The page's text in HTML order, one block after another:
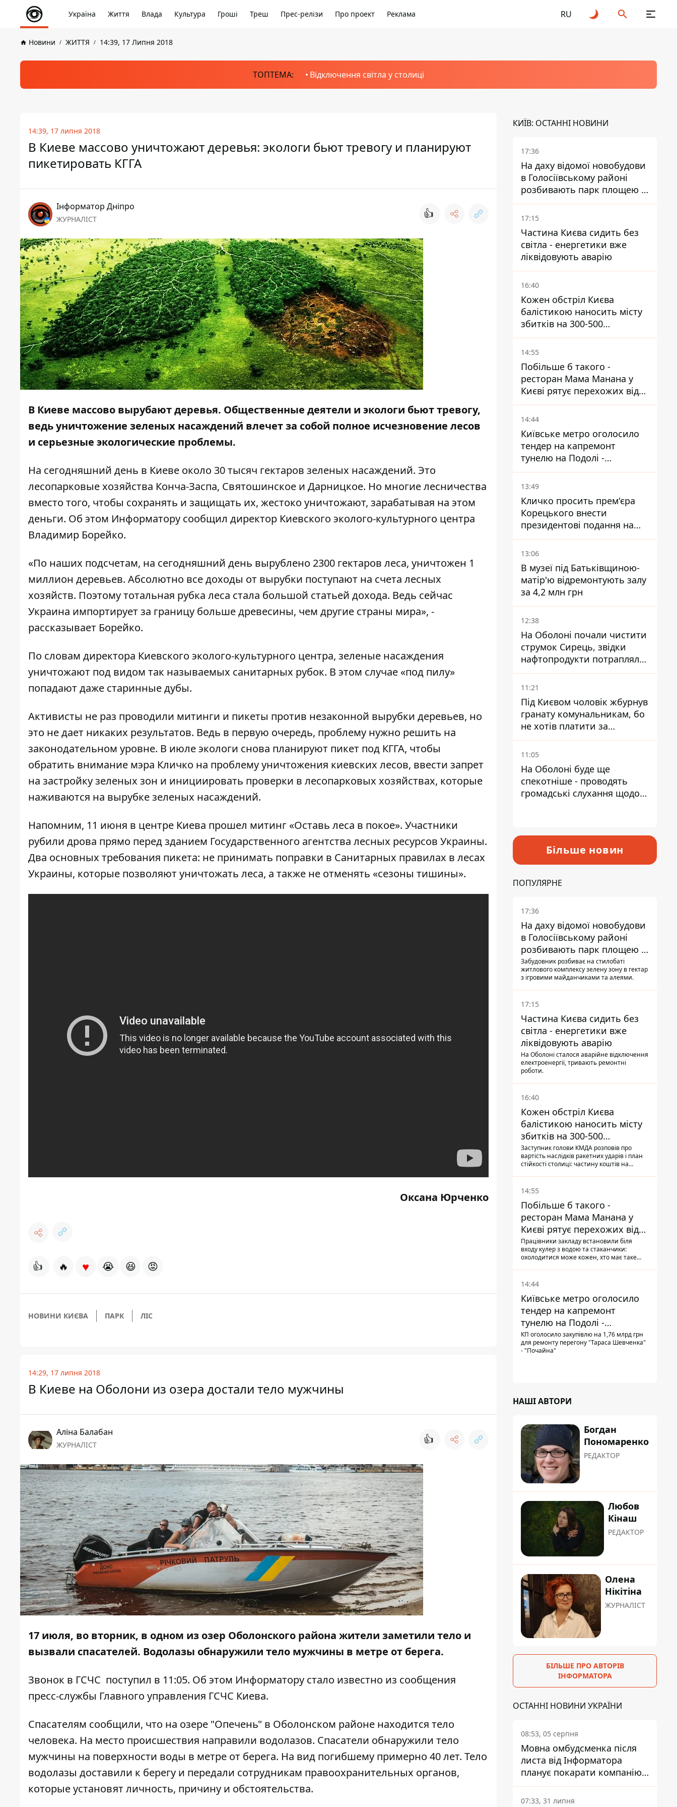
Україна Життя Влада Культура Гроші Треш Прес-релізи Про проект Реклама RU
Новини ЖИТТЯ 14:39, 17 Липня 2018
ТОПТЕМА: Відключення світла у столиці
14:39, 17 липня 2018
В Киеве массово уничтожают деревья: экологи бьют тревогу и планируют
пикетировать КГГА
Інформатор Дніпро
ЖУРНАЛІСТ 👍
В Киеве массово вырубают деревья. Общественные деятели и экологи бьют тревогу,
ведь уничтожение зеленых насаждений влечет за собой полное исчезновение лесов
и серьезные экологические проблемы.
На сегодняшний день в Киеве около 30 тысяч гектаров зеленых насаждений. Это
лесопарковые хозяйства Конча-Заспа, Святошинское и Дарницкое. Но многие лесничества
вместо того, чтобы сохранять и защищать их, жестоко уничтожают, зарабатывая на этом
деньги. Об этом Информатору сообщил директор Киевского эколого-культурного центра
Владимир Борейко.
«По наших подсчетам, на сегодняшний день вырублено 2300 гектаров леса, уничтожен 1
миллион деревьев. Абсолютно все доходы от вырубки поступают на счета лесных
хозяйств. Поэтому тотальная рубка леса стала большой статьей дохода. Ведь сейчас
Украина импортирует за границу больше древесины, чем другие страны мира», -
рассказывает Борейко.
По словам директора Киевского эколого-культурного центра, зеленые насаждения
уничтожают под видом так называемых санитарных рубок. В этом случае «под пилу»
попадают даже старинные дубы.
Активисты не раз проводили митинги и пикеты против незаконной вырубки деревьев, но
это не дает никаких результатов. Ведь в первую очередь, проблему нужно решить на
законодательном уровне. В июле экологи снова планируют пикет под КГГА, чтобы
обратить внимание мэра Кличко на проблему уничтожения киевских лесов, ввести запрет
на застройку зеленых зон и инициировать проверки в лесопарковых хозяйствах, которые
наживаются на вырубке зеленых насаждений.
Напомним, 11 июня в центре Киева прошел митинг «Оставь леса в покое». Участники
рубили дрова прямо перед зданием Государственного агентства лесных ресурсов Украины.
Два основных требования пикета: не принимать поправки в Санитарных правилах в лесах
Украины, которые позволяют уничтожать леса, а также не отменять «сезоны тишины».
Оксана Юрченко
👍 🔥 ♥ 😭 😆 😡
НОВИНИ КИЄВА ПАРК ЛІС
14:29, 17 липня 2018
В Киеве на Оболони из озера достали тело мужчины
Аліна Балабан
ЖУРНАЛІСТ 👍
17 июля, во вторник, в одном из озер Оболонского района жители заметили тело и
вызвали спасателей. Водолазы обнаружили тело мужчины в метре от берега.
Звонок в ГСЧС поступил в 11:05. Об этом Информатору стало известно из сообщения
пресс-службы Главного управления ГСЧС Киева.
Спасателям сообщили, что на озере "Опечень" в Оболонском районе находится тело
человека. На место происшествия направили водолазов. Спасатели обнаружили тело
мужчины на поверхности воды в метре от берега. На вид погибшему примерно 40 лет. Тело
водолазы доставили к берегу и передали сотрудникам правоохранительных органов,
которые установят личность, причину и обстоятельства.
КИЇВ: ОСТАННІ НОВИНИ
17:36
На даху відомої новобудови
в Голосіївському районі
розбивають парк площею в
гектар
17:15
Частина Києва сидить без
світла - енергетики вже
ліквідовують аварію
16:40
Кожен обстріл Києва
балістикою наносить місту
збитків на 300-500
мільйонів - Петро
Пантелеєв
14:55
Побільше б такого -
ресторан Мама Манана у
Києві рятує перехожих від
спеки
14:44
Київське метро оголосило
тендер на капремонт
тунелю на Подолі -
триватиме майже два роки
13:49
Кличко просить прем'єра
Корецького внести
президентові подання на
звільнення володаря
Троєщини Бахматова
13:06
В музеї під Батьківщиною-
матір'ю відремонтують залу
за 4,2 млн грн
12:38
На Оболоні почали чистити
струмок Сирець, звідки
нафтопродукти потрапляли
до озер
11:21
Під Києвом чоловік жбурнув
гранату комунальникам, бо
не хотів платити за
квитанціями
11:05
На Оболоні буде ще
спекотніше - проводять
громадські слухання щодо
Більше новин
ПОПУЛЯРНЕ
17:36
На даху відомої новобудови
в Голосіївському районі
розбивають парк площею в
гектар
Забудовник розбиває на стилобаті
житлового комплексу зелену зону в гектар
з ігровими майданчиками та алеями.
17:15
Частина Києва сидить без
світла - енергетики вже
ліквідовують аварію
На Оболоні сталося аварійне відключення
електроенергії, тривають ремонтні
роботи.
16:40
Кожен обстріл Києва
балістикою наносить місту
збитків на 300-500
мільйонів - Петро
Пантелеєв
Заступник голови КМДА розповів про
вартість наслідків ракетних ударів і план
стійкості столиці: частину коштів на
більше коштів
14:55
Побільше б такого -
ресторан Мама Манана у
Києві рятує перехожих від
спеки
Працівники закладу встановили біля
входу кулер з водою та стаканчики:
охолодитися може кожен, хто має таке
14:44
Київське метро оголосило
тендер на капремонт
тунелю на Подолі -
триватиме майже два роки
КП оголосило закупівлю на 1,76 млрд грн
для ремонту перегону "Тараса Шевченка"
- "Почайна"
НАШІ АВТОРИ
Богдан
Пономаренко
РЕДАКТОР
Любов
Кінаш
РЕДАКТОР
Олена
Нікітіна
ЖУРНАЛІСТ
БІЛЬШЕ ПРО АВТОРІВ
ІНФОРМАТОРА
ОСТАННІ НОВИНИ УКРАЇНИ
08:53, 05 серпня
Мовна омбудсменка після
листа від Інформатора
планує покарати компанію-
підрядника ПриватБанку
07:33, 31 липня